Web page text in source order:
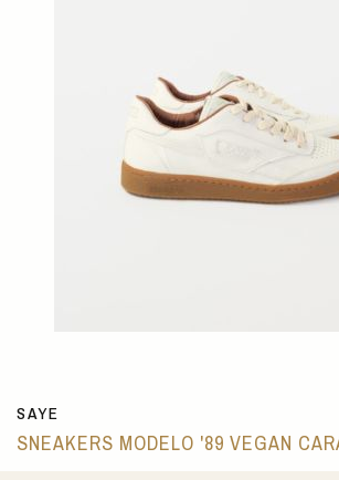
SAYE
SNEAKERS MODELO '89 VEGAN